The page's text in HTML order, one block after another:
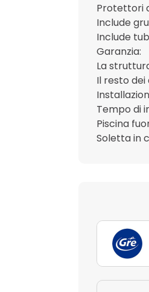
Protettori
Include
Include
Garanzia:
La
Il resto
Tempo di
Piscina
Soletta in